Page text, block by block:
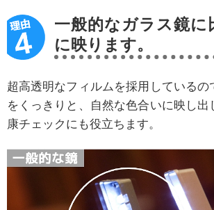
一般的なガラス鏡に
に映ります。
超高透明なフィルムを採用しているの
をくっきりと、自然な色合いに映し出
康チェックにも役立ちます。